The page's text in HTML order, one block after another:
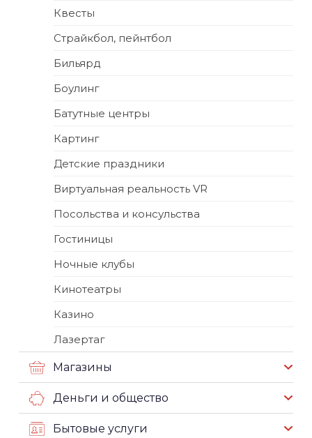
Квесты
Страйкбол, пейнтбол
Бильярд
Боулинг
Батутные центры
Картинг
Детские праздники
Виртуальная реальность VR
Посольства и консульства
Гостиницы
Ночные клубы
Кинотеатры
Казино
Лазертаг
Магазины
Деньги и общество
Бытовые услуги